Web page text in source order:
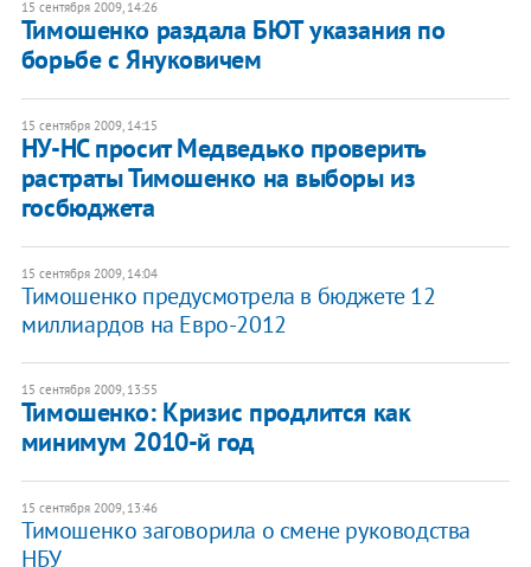
15 сентября 2009, 14:26
Тимошенко раздала БЮТ указания по
борьбе с Януковичем
15 сентября 2009, 14:15
НУ-НС просит Медведько проверить
растраты Тимошенко на выборы из
госбюджета
15 сентября 2009, 14:04
Тимошенко предусмотрела в бюджете 12
миллиардов на Евро-2012
15 сентября 2009, 13:55
Тимошенко: Кризис продлится как
минимум 2010-й год
15 сентября 2009, 13:46
Тимошенко заговорила о смене руководства
НБУ